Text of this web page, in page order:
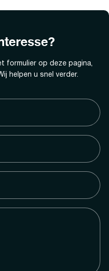
formulier op deze pagina,
helpen u snel verder.